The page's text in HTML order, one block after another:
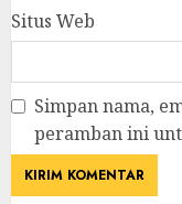
Situs Web
Simpan nama,
peramban ini